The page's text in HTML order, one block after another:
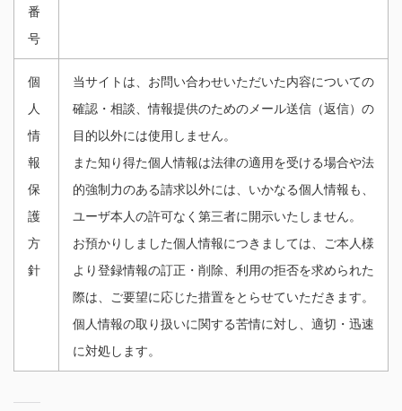
番
号
個
人
情
報
保
護
方
針
当サイトは、お問い合わせいただいた内容についての
確認・相談、情報提供のためのメール送信（返信）の
目的以外には使用しません。
また知り得た個人情報は法律の適用を受ける場合や法
的強制力のある請求以外には、いかなる個人情報も、
ユーザ本人の許可なく第三者に開示いたしません。
お預かりしました個人情報につきましては、ご本人様
より登録情報の訂正・削除、利用の拒否を求められた
際は、ご要望に応じた措置をとらせていただきます。
個人情報の取り扱いに関する苦情に対し、適切・迅速
に対処します。